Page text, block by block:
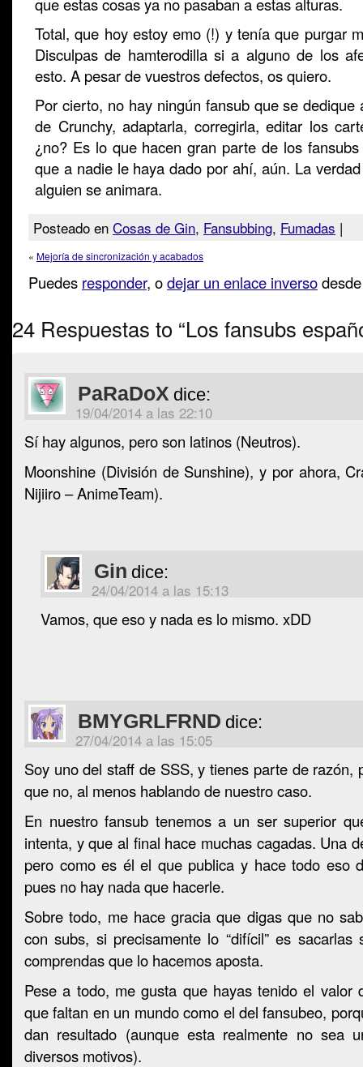
Total, que hoy estoy emo (!) y tenía que purgar
Disculpas de hamterodilla si a alguno de los
esto. A pesar de vuestros defectos, os quiero.
Por cierto, no hay ningún fansub que se dedique
de Crunchy, adaptarla, corregirla, editar los
¿no? Es lo que hacen gran parte de los
que a nadie le haya dado por ahí, aún. La
alguien se animara.
Posteado en Cosas de Gin, Fansubbing, Fumadas |
« Mejoría de sincronización y acabados
Puedes responder, odejar un enlace inverso
24 Respuestas to “Los fansubs
PaRaDoX dice:
19/04/2014 a las 22:10
Sí hay algunos, pero son latinos (Neutros).
Moonshine (División de Sunshine), y por ahora,
Nijiiro – AnimeTeam).
Gin dice:
24/04/2014 a las 15:13
Vamos, que eso y nada es lo mismo. xDD
BMYGRLFRND dice:
27/04/2014 a las 15:05
Soy uno del staff de SSS, y tienes parte de razón,
que no, al menos hablando de nuestro caso.
En nuestro fansub tenemos a un ser superior
intenta, y que al final hace muchas cagadas. Una
pero como es él el que publica y hace todo eso
pues no hay nada que hacerle.
Sobre todo, me hace gracia que digas que no
con subs, si precisamente lo “difícil” es sacarlas
comprendas que lo hacemos aposta.
Pese a todo, me gusta que hayas tenido el valor
que faltan en un mundo como el del fansubeo,
dan resultado (aunque esta realmente no sea
diversos motivos).